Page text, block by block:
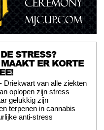
STRESS?
ER KORTE
- Driekwart van alle ziekten
oplopen zijn stress
gelukkig zijn
terpenen in cannabis
anti-stress